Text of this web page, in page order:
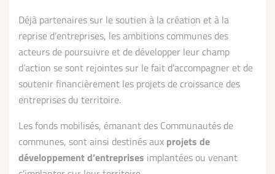
Déjà partenaires sur le soutien à la création et à la
reprise d’entreprises, les ambitions communes des
acteurs de poursuivre et de développer leur champ
d’action se sont rejointes sur le fait d’accompagner et de
soutenir financièrement les projets de croissance des
entreprises du territoire.
Les fonds mobilisés, émanant des Communautés de
communes, sont ainsi destinés aux projets de
développement d’entreprises implantées ou venant